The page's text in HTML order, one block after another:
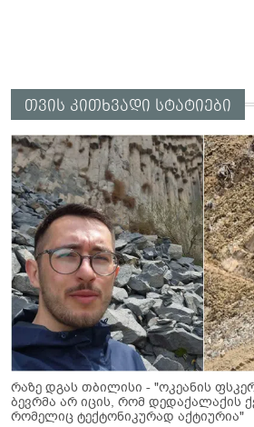
თვის კითხვადი სტატიები
რაზე დგას თბილისი - "ოკეანის
ბევრმა არ იცის, რომ დედაქალაქის
რომელიც ტექტონიკურად აქტიურია"